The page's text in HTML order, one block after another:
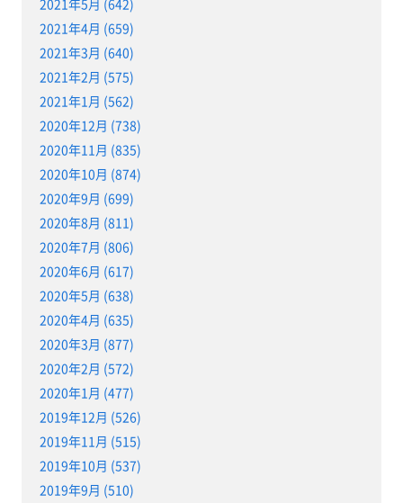
2021年4月 (659)
2021年3月 (640)
2021年2月 (575)
2021年1月 (562)
2020年12月 (738)
2020年11月 (835)
2020年10月 (874)
2020年9月 (699)
2020年8月 (811)
2020年7月 (806)
2020年6月 (617)
2020年5月 (638)
2020年4月 (635)
2020年3月 (877)
2020年2月 (572)
2020年1月 (477)
2019年12月 (526)
2019年11月 (515)
2019年10月 (537)
2019年9月 (510)